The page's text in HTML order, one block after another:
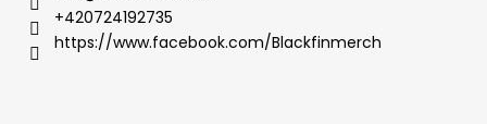
+420724192735
https://www.facebook.com/Blackfinmerch